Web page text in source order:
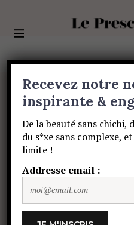
MUSIQUE
Agoria
Track
galaxie
Recevez notre
inspirante &
De la beauté sans
du s*xe sans complexe,
limite !
Addresse email :